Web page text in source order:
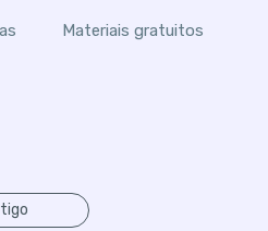
Materiais gratuitos